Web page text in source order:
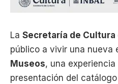
La Secretaría de Cultura
público a vivir una nueva
Museos, una
presentación del